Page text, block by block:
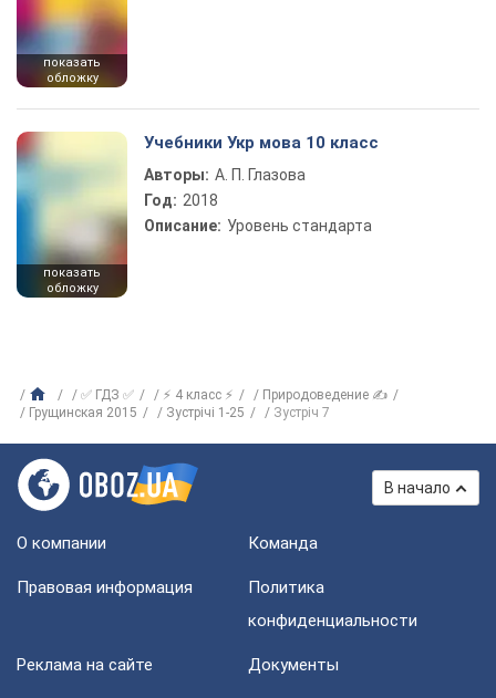
показать
обложку
показать
обложку
Учебники Укр мова 10 класс
Авторы: А. П. Глазова
Год: 2018
Описание: Уровень стандарта
✅ ГДЗ ✅ ⚡ 4 класс ⚡
Природоведение ✍
Грущинская 2015
Зустрічі 1-25 Зустріч 7
В начало
О компании Команда
Правовая информация
Политика
конфиденциальности
Реклама на сайте Документы